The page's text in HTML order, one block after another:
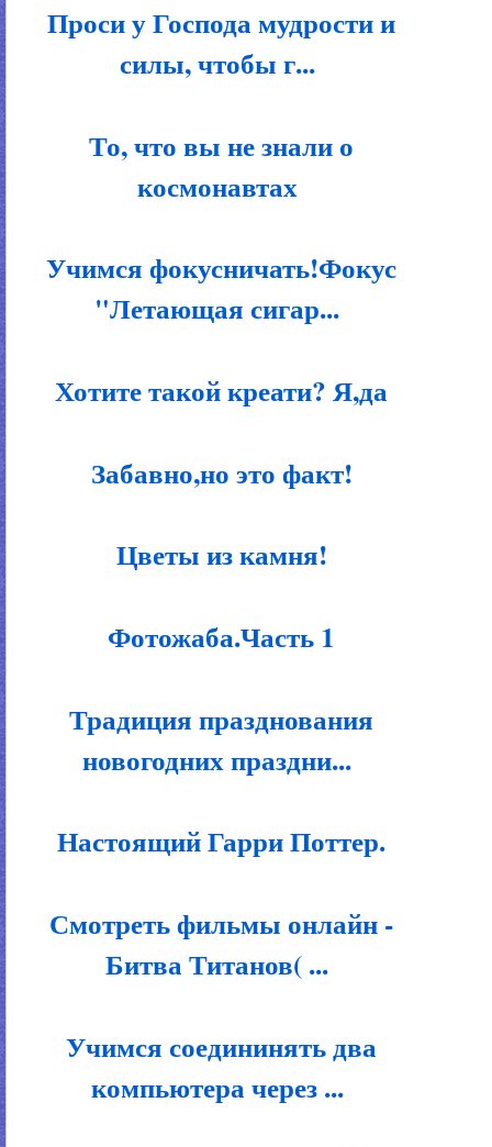
Проси у Господа мудрости и
силы, чтобы г...
То, что вы не знали о
космонавтах
Учимся фокусничать!Фокус
"Летающая сигар...
Хотите такой креати? Я,да
Забавно,но это факт!
Цветы из камня!
Фотожаба.Часть 1
Традиция празднования
новогодних праздни...
Настоящий Гарри Поттер.
Смотреть фильмы онлайн -
Битва Титанов( ...
Учимся соедининять два
компьютера через ...